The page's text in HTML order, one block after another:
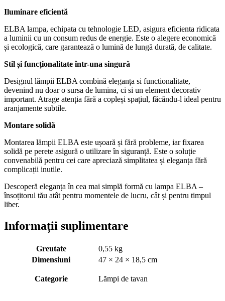
Iluminare eficientă
ELBA lampa, echipata cu tehnologie LED, asigura eficienta ridicata
a luminii cu un consum redus de energie. Este o alegere economică
și ecologică, care garantează o lumină de lungă durată, de calitate.
Stil și funcționalitate într-una singură
Designul lămpii ELBA combină eleganța si functionalitate,
devenind nu doar o sursa de lumina, ci si un element decorativ
important. Atrage atenția fără a copleși spațiul, făcându-l ideal pentru
aranjamente subtile.
Montare solidă
Montarea lămpii ELBA este ușoară și fără probleme, iar fixarea
solidă pe perete asigură o utilizare în siguranță. Este o soluție
convenabilă pentru cei care apreciază simplitatea și eleganța fără
complicații inutile.
Descoperă eleganța în cea mai simplă formă cu lampa ELBA –
însoțitorul tău atât pentru momentele de lucru, cât și pentru timpul
liber.
Informații suplimentare
Greutate
0,55 kg
Dimensiuni
47 × 24 × 18,5 cm
Categorie Lămpi de tavan